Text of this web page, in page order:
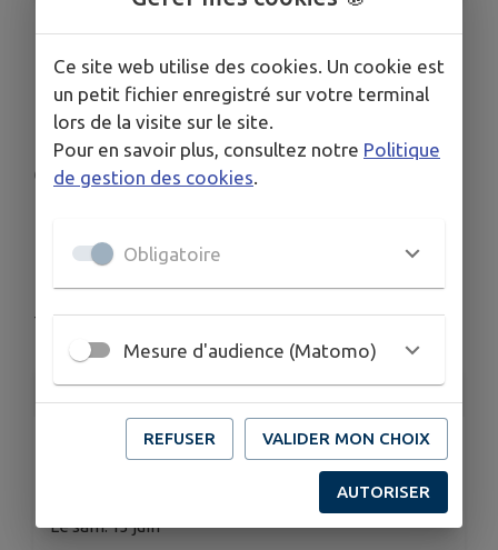
Lancement du Conseil
municipal des enfants
et des jeunes -
d'information
Theys
INFORMATIONS PRATIQUES
Le sam. 13 juin
Ce site web utilise des cookies. Un cookie est
un petit fichier enregistré sur votre terminal
lors de la visite sur le site.
Pour en savoir plus, consultez notre Politique
de gestion des cookies.
Obligatoire
Mesure d'audience (Matomo)
REFUSER VALIDER MON CHOIX
AUTORISER